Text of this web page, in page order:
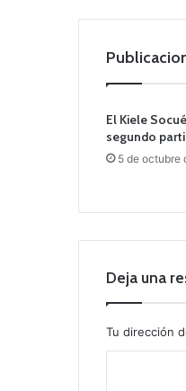
El Kiele
segundo
5 de octubre
Deja una
Tu dirección